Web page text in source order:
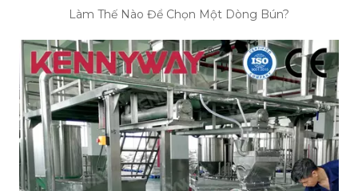
Làm Thế Nào Để Chọn Một Dòng Bún?